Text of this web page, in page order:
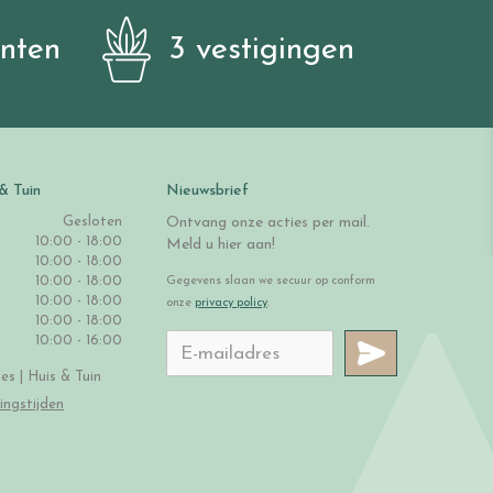
3 vestigingen
Tuin
Gesloten
10:00 - 18:00
10:00 - 18:00
10:00 - 18:00
10:00 - 18:00
10:00 - 18:00
10:00 - 16:00
| Huis & Tuin
Nieuwsbrief
Ontvang onze acties per mail.
Meld u hier aan!
Gegevens slaan we secuur op conform
onze privacy policy.